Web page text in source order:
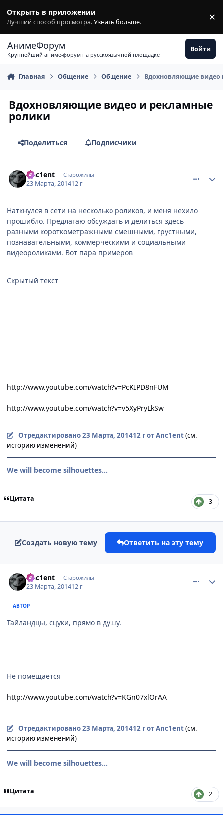
Открыть в приложении
Лучший способ просмотра.Узнать больше. ×
АнимеФорум
Крупнейший аниме-форум на русскоязычной площадке
Войти
Главная Общение Общение Вдохновляющие
Вдохновляющие видео и рекламные
ролики
Поделиться Подписчики
Anc1ent Старожилы
23 Марта, 201412 г
Наткнулся в сети на несколько роликов, и меня нехило
прошибло. Предлагаю обсуждать и делиться здесь
разными короткометражными смешными, грустными,
познавательными, коммерческими и социальными
видеороликами. Вот пара примеров
Скрытый текст
http://www.youtube.com/watch?v=PcKIPD8nFUM
http://www.youtube.com/watch?v=v5XyPryLkSw
Отредактировано23 Марта, 201412 гот Anc1ent(см.
историю изменений)
We will become silhouettes...
Цитата 3
Создать новую тему Ответить на эту тему
Anc1ent Старожилы
23 Марта, 201412 г
АВТОР
Тайландцы, сцуки, прямо в душу.
Не помещается
http://www.youtube.com/watch?v=KGn07xlOrAA
Отредактировано23 Марта, 201412 гот Anc1ent(см.
историю изменений)
We will become silhouettes...
Цитата 2